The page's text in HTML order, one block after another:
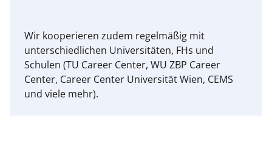
Wir kooperieren zudem regelmäßig mit
unterschiedlichen Universitäten, FHs und
Schulen (TU Career Center, WU ZBP Career
Center, Career Center Universität Wien, CEMS
und viele mehr).